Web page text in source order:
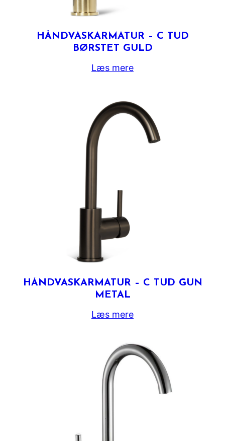
HÅNDVASKARMATUR – C TUD
BØRSTET GULD
Læs mere
HÅNDVASKARMATUR – C TUD GUN
METAL
Læs mere